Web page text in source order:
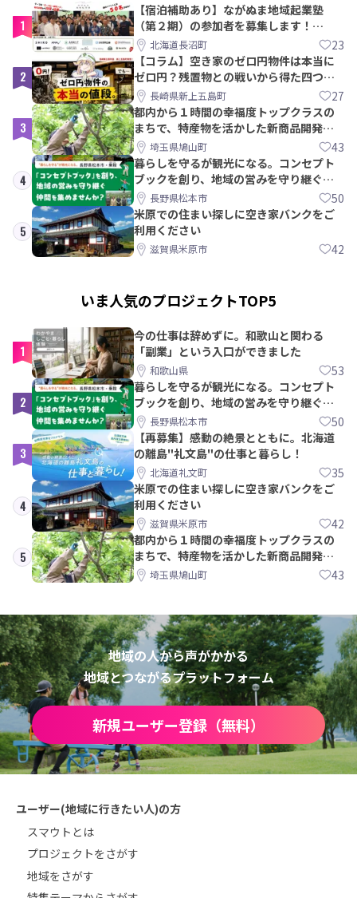
1
【宿泊補助あり】ながぬま地域起業塾
（第２期）の参加者を募集します！
【8/21〆】
北海道長沼町 23
2
【コラム】空き家のゼロ円物件は本当に
ゼロ円？残置物との戦いから得た四つの
教訓｜新上五島町
長崎県新上五島町 27
3
都内から１時間の幸福度トップクラスの
まちで、特産物を活かした新商品開発＆
PRメンバー募集！
埼玉県鳩山町 43
4
暮らしを守るが観光になる。コンセプト
ブックを創り、地域の営みを守り継ぐ仲
間を集めませんか？
長野県松本市 50
5
米原での住まい探しに空き家バンクをご
利用ください
滋賀県米原市 42
いま人気のプロジェクトTOP5
1
今の仕事は辞めずに。和歌山と関わる
「副業」という入口ができました
和歌山県 53
2
暮らしを守るが観光になる。コンセプト
ブックを創り、地域の営みを守り継ぐ仲
間を集めませんか？
長野県松本市 50
3
【再募集】感動の絶景とともに。北海道
の離島"礼文島"の仕事と暮らし！
北海道礼文町 35
4
米原での住まい探しに空き家バンクをご
利用ください
滋賀県米原市 42
5
都内から１時間の幸福度トップクラスの
まちで、特産物を活かした新商品開発＆
PRメンバー募集！
埼玉県鳩山町 43
地域の人から声がかかる
地域とつながるプラットフォーム
新規ユーザー登録（無料）
ユーザー(地域に行きたい人)の方
スマウトとは
プロジェクトをさがす
地域をさがす